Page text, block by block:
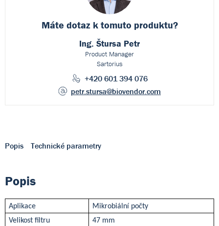
Máte dotaz k tomuto produktu?
Ing. Štursa Petr
Product Manager
Sartorius
+420 601 394 076
petr.stursa@biovendor.com
Popis Technické parametry
Popis
Aplikace
Mikrobiální počty
Velikost filtru
47 mm